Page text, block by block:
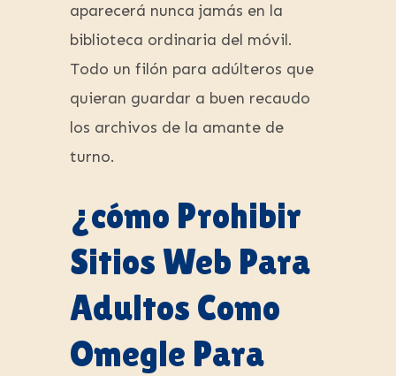
aparecerá nunca jamás en la
biblioteca ordinaria del móvil.
Todo un filón para adúlteros que
quieran guardar a buen recaudo
los archivos de la amante de
turno.
¿cómo Prohibir
Sitios Web Para
Adultos Como
Omegle Para